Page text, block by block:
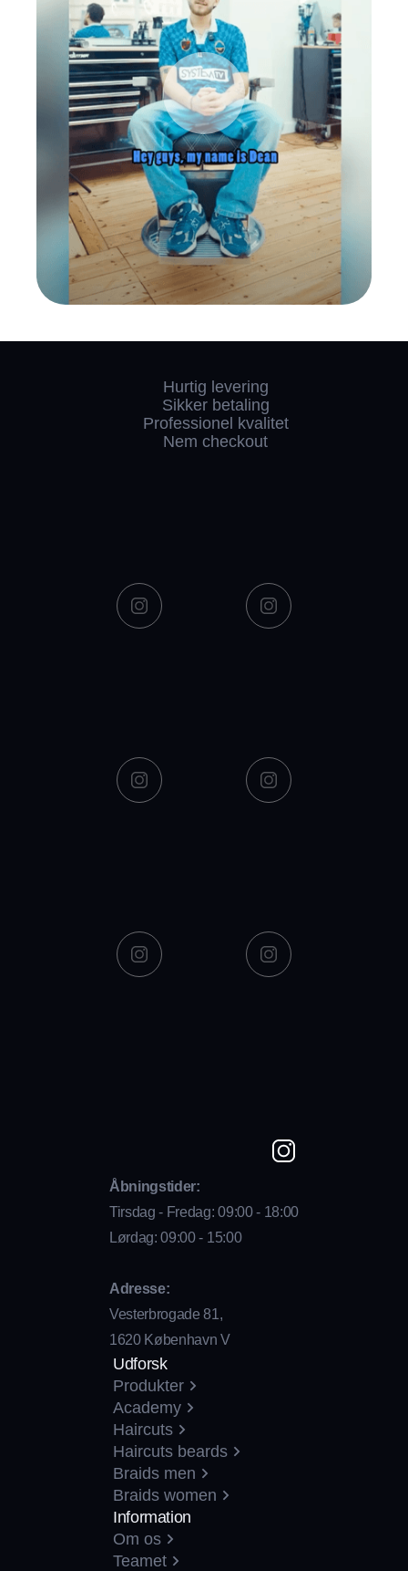
Hurtig levering
Sikker betaling
Professionel kvalitet
Nem checkout
Åbningstider:
Tirsdag - Fredag: 09:00 - 18:00
Lørdag: 09:00 - 15:00
Adresse:
Vesterbrogade 81,
1620 København V
Udforsk
Produkter
Academy
Haircuts
Haircuts beards
Braids men
Braids women
Information
Om os
Teamet